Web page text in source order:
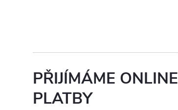
PŘIJÍMÁME ONLINE
PLATBY